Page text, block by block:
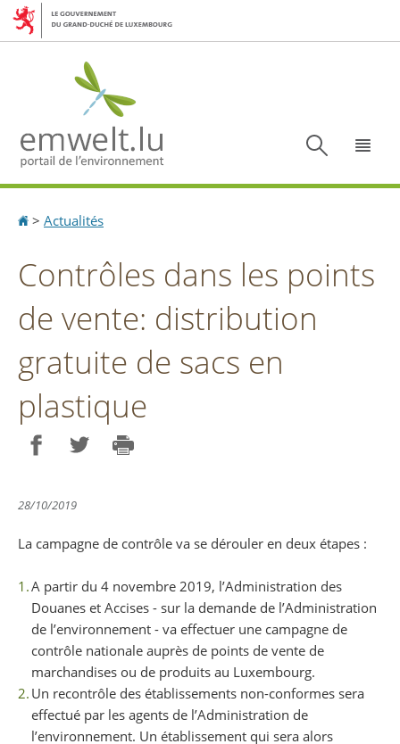
Aller
Aller
Accueil
> Actualités
Contrôles dans les points
de vente: distribution
gratuite de sacs en
plastique
28/10/2019
La campagne de contrôle va se dérouler en deux étapes :
A partir du 4 novembre 2019, l’Administration des
Douanes et Accises - sur la demande de l’Administration
de l’environnement - va effectuer une campagne de
contrôle nationale auprès de points de vente de
marchandises ou de produits au Luxembourg.
Un recontrôle des établissements non-conformes sera
effectué par les agents de l’Administration de
l’environnement. Un établissement qui sera alors